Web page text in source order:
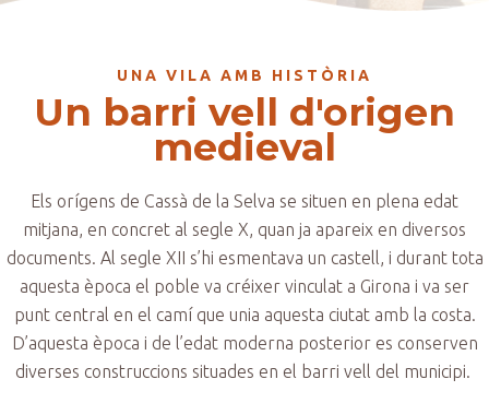
UNA VILA AMB HISTÒRIA
Un barri vell d'origen
medieval
Els orígens de Cassà de la Selva se situen en plena edat
mitjana, en concret al segle X, quan ja apareix en diversos
documents. Al segle XII s’hi esmentava un castell, i durant tota
aquesta època el poble va créixer vinculat a Girona i va ser
punt central en el camí que unia aquesta ciutat amb la costa.
D’aquesta època i de l’edat moderna posterior es conserven
diverses construccions situades en el barri vell del municipi.